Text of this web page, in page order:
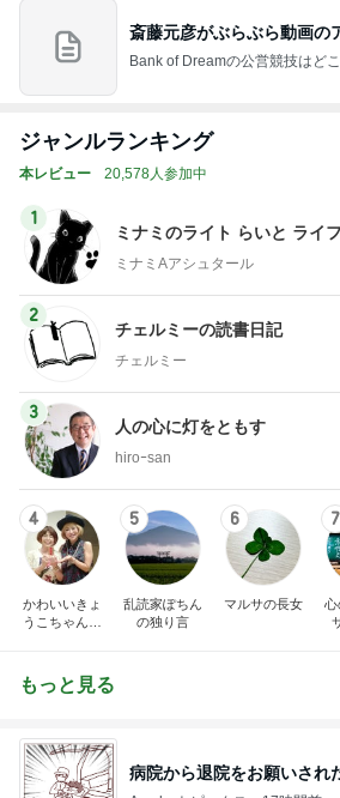
斎藤元彦がぶらぶら動画の
Bank of Dreamの公営競技はど
ジャンルランキング
本レビュー 20,578人参加中
1
ミナミのライト らいと ラ
ミナミAアシュタール
2
チェルミーの読書日記
チェルミー
3
人の心に灯をともす
hiroｰsan
4
かわいいきょ
うこちゃんブ
5
乱読家ぽちん
の独り言
6
マルサの長女
7
心
もっと見る
病院から退院をお願いされ